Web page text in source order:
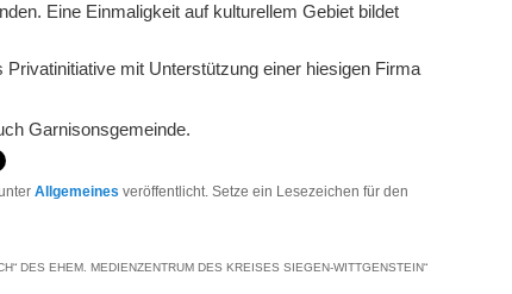
Eine Einmaligkeit auf kulturellem Gebiet bildet
Privatinitiative mit Unterstützung einer hiesigen Firma
Garnisonsgemeinde.
Allgemeines veröffentlicht. Setze ein Lesezeichen für den
DES EHEM. MEDIENZENTRUM DES KREISES SIEGEN-WITTGENSTEIN“